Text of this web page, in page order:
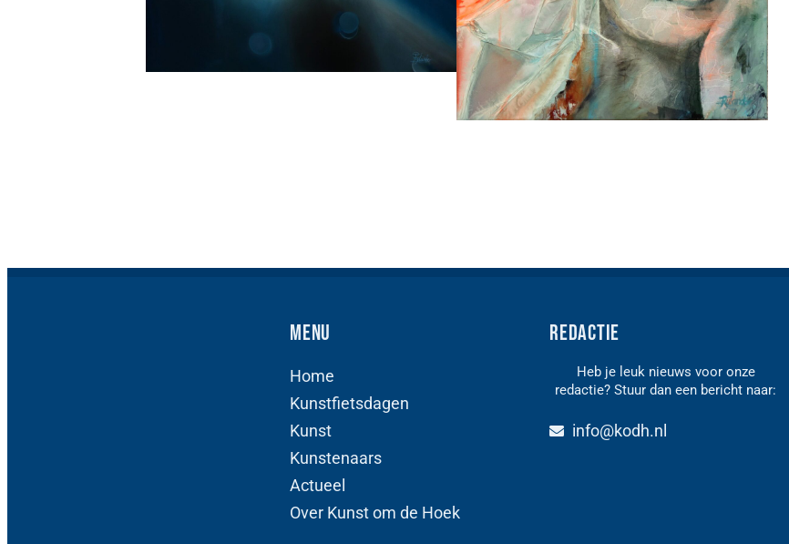
Menu
Home
Kunstfietsdagen
Kunst
Kunstenaars
Actueel
Over Kunst om de Hoek
Redactie
Heb je leuk nieuws voor onze
redactie? Stuur dan een bericht naar:
info@kodh.nl